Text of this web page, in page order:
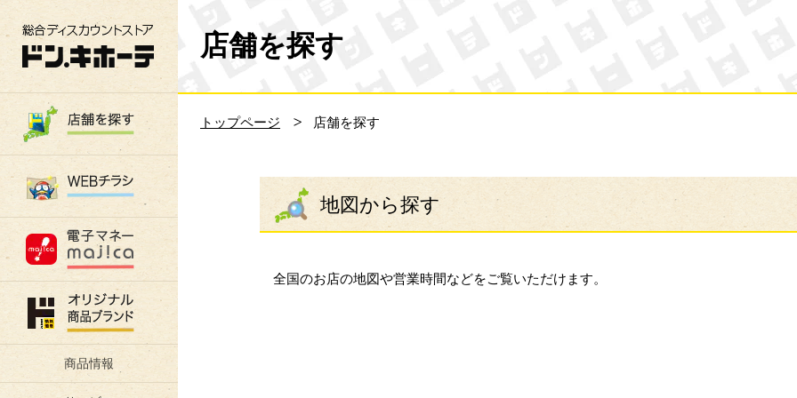
総合ディスカウントストア 驚安の殿堂 ドン・キホーテ
商品情報
店舗を探す
トップページ 店舗を探す
地図から探す
全国のお店の地図や営業時間などをご覧いただけます。